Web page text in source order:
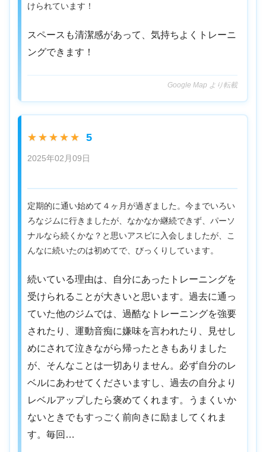
けられています！
スペースも清潔感があって、気持ちよくトレーニ
ングできます！
Google Map より転載
★★★★★ 5
2025年02月09日
定期的に通い始めて４ヶ月が過ぎました。今までいろい
ろなジムに行きましたが、なかなか継続できず、パーソ
ナルなら続くかな？と思いアスピに入会しましたが、こ
んなに続いたのは初めてで、びっくりしています。
続いている理由は、自分にあったトレーニングを
受けられることが大きいと思います。過去に通っ
ていた他のジムでは、過酷なトレーニングを強要
されたり、運動音痴に嫌味を言われたり、見せし
めにされて泣きながら帰ったときもありました
が、そんなことは一切ありません。必ず自分のレ
ベルにあわせてくださいますし、過去の自分より
レベルアップしたら褒めてくれます。うまくいか
ないときでもすっごく前向きに励ましてくれま
す。毎回…